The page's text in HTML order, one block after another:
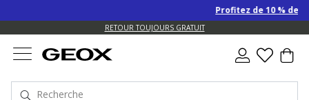
Profitez de 10 % de
RETOUR TOUJOURS GRATUIT